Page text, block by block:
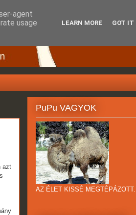
azt
PuPu VAGYOK
AZ ÉLET KISSÉ MEGTÉPÁZOTT...
agent
usage
LEARN MORE GOT IT